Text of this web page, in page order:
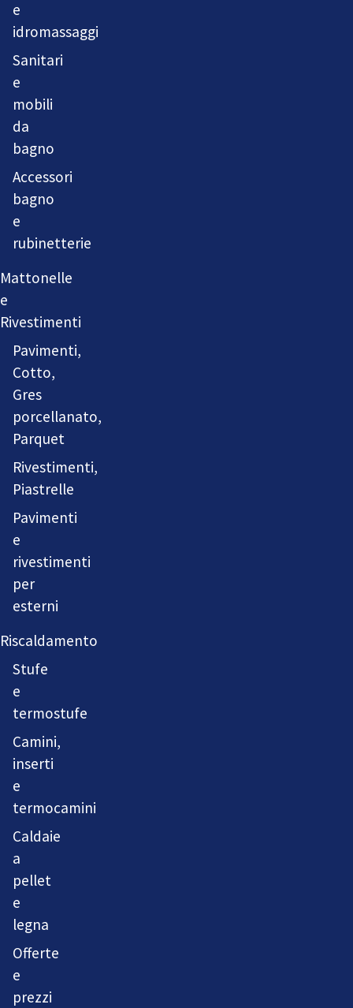
e
idromassaggi
Sanitari
e
mobili
da
bagno
Accessori
bagno
e
rubinetterie
Mattonelle
e
Rivestimenti
Pavimenti,
Cotto,
Gres
porcellanato,
Parquet
Rivestimenti,
Piastrelle
Pavimenti
e
rivestimenti
per
esterni
Riscaldamento
Stufe
e
termostufe
Camini,
inserti
e
termocamini
Caldaie
a
pellet
e
legna
Offerte
e
prezzi